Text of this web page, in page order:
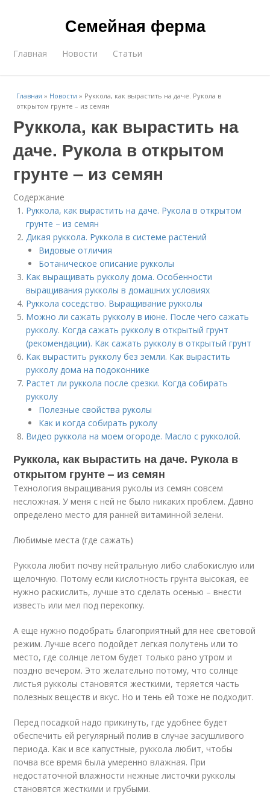
Семейная ферма
Главная Новости Статьи
Главная » Новости » Руккола, как вырастить на даче. Рукола в
открытом грунте – из семян
Руккола, как вырастить на
даче. Рукола в открытом
грунте – из семян
Содержание
Руккола, как вырастить на даче. Рукола в открытом
грунте – из семян
Дикая руккола. Руккола в системе растений
Видовые отличия
Ботаническое описание рукколы
Как выращивать рукколу дома. Особенности
выращивания рукколы в домашних условиях
Руккола соседство. Выращивание рукколы
Можно ли сажать рукколу в июне. После чего сажать
рукколу. Когда сажать рукколу в открытый грунт
(рекомендации). Как сажать рукколу в открытый грунт
Как вырастить рукколу без земли. Как вырастить
рукколу дома на подоконнике
Растет ли руккола после срезки. Когда собирать
рукколу
Полезные свойства руколы
Как и когда собирать руколу
Видео руккола на моем огороде. Масло с рукколой.
Руккола, как вырастить на даче. Рукола в
открытом грунте – из семян
Технология выращивания руколы из семян совсем
несложная. У меня с ней не было никаких проблем. Давно
определено место для ранней витаминной зелени.
Любимые места (где сажать)
Руккола любит почву нейтральную либо слабокислую или
щелочную. Потому если кислотность грунта высокая, ее
нужно раскислить, лучше это сделать осенью – внести
известь или мел под перекопку.
А еще нужно подобрать благоприятный для нее световой
режим. Лучше всего подойдет легкая полутень или то
место, где солнце летом будет только рано утром и
поздно вечером. Это желательно потому, что солнце
листья рукколы становятся жесткими, теряется часть
полезных веществ и вкус. Но и тень ей тоже не подходит.
Перед посадкой надо прикинуть, где удобнее будет
обеспечить ей регулярный полив в случае засушливого
периода. Как и все капустные, руккола любит, чтобы
почва все время была умеренно влажная. При
недостаточной влажности нежные листочки рукколы
становятся жесткими и грубыми.